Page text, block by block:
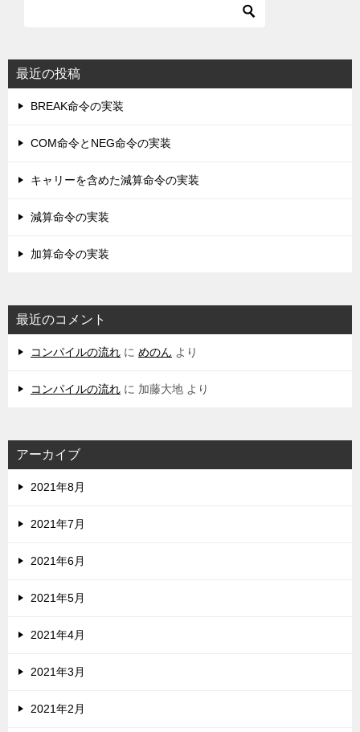
最近の投稿
BREAK命令の実装
COM命令とNEG命令の実装
キャリーを含めた減算命令の実装
減算命令の実装
加算命令の実装
最近のコメント
コンパイルの流れ に めのん より
コンパイルの流れ に 加藤大地 より
アーカイブ
2021年8月
2021年7月
2021年6月
2021年5月
2021年4月
2021年3月
2021年2月